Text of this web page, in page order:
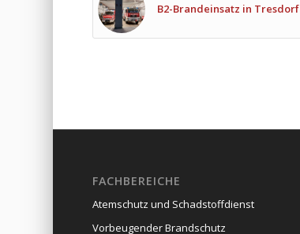
B2-Brandeinsatz in Tresdorf
FACHBEREICHE
Atemschutz und Schadstoffdienst
Vorbeugender Brandschutz